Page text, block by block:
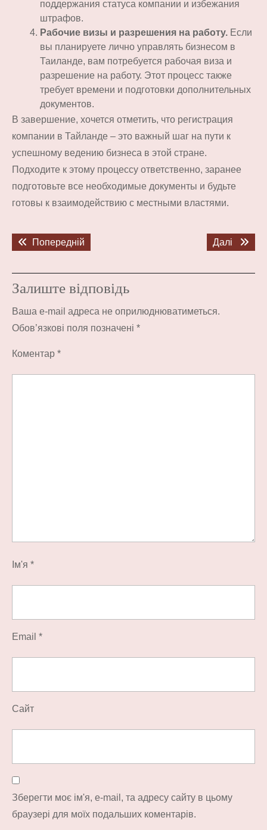
поддержания статуса компании и избежания
штрафов.
Рабочие визы и разрешения на работу. Если
вы планируете лично управлять бизнесом в
Таиланде, вам потребуется рабочая виза и
разрешение на работу. Этот процесс также
требует времени и подготовки дополнительных
документов.
В завершение, хочется отметить, что регистрация
компании в Тайланде – это важный шаг на пути к
успешному ведению бизнеса в этой стране.
Подходите к этому процессу ответственно, заранее
подготовьте все необходимые документы и будьте
готовы к взаимодействию с местными властями.
записів
Попередній Далі
Залиште відповідь
Ваша e-mail адреса не оприлюднюватиметься.
Обов’язкові поля позначені *
Коментар *
Ім'я *
Email *
Сайт
Зберегти моє ім'я, e-mail, та адресу сайту в цьому
браузері для моїх подальших коментарів.